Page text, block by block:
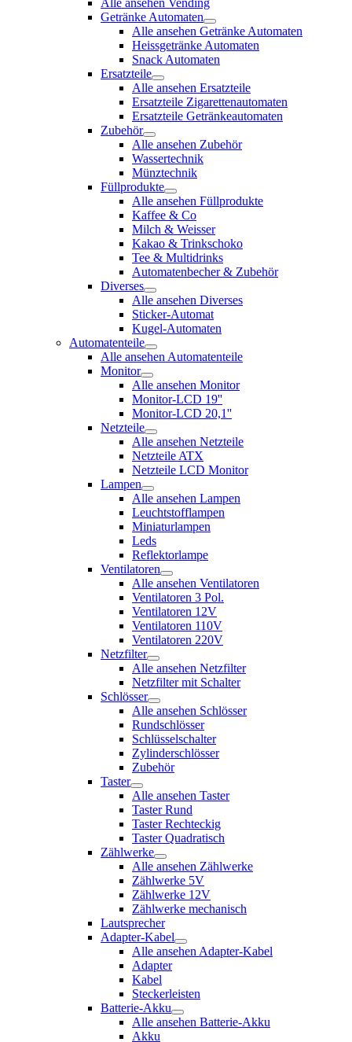
Alle ansehen Vending
Getränke Automaten
Alle ansehen Getränke Automaten
Heissgetränke Automaten
Snack Automaten
Ersatzteile
Alle ansehen Ersatzteile
Ersatzteile Zigarettenautomaten
Ersatzteile Getränkeautomaten
Zubehör
Alle ansehen Zubehör
Wassertechnik
Münztechnik
Füllprodukte
Alle ansehen Füllprodukte
Kaffee & Co
Milch & Weisser
Kakao & Trinkschoko
Tee & Multidrinks
Automatenbecher & Zubehör
Diverses
Alle ansehen Diverses
Sticker-Automat
Kugel-Automaten
Automatenteile
Alle ansehen Automatenteile
Monitor
Alle ansehen Monitor
Monitor-LCD 19''
Monitor-LCD 20,1''
Netzteile
Alle ansehen Netzteile
Netzteile ATX
Netzteile LCD Monitor
Lampen
Alle ansehen Lampen
Leuchtstofflampen
Miniaturlampen
Leds
Reflektorlampe
Ventilatoren
Alle ansehen Ventilatoren
Ventilatoren 3 Pol.
Ventilatoren 12V
Ventilatoren 110V
Ventilatoren 220V
Netzfilter
Alle ansehen Netzfilter
Netzfilter mit Schalter
Schlösser
Alle ansehen Schlösser
Rundschlösser
Schlüsselschalter
Zylinderschlösser
Zubehör
Taster
Alle ansehen Taster
Taster Rund
Taster Rechteckig
Taster Quadratisch
Zählwerke
Alle ansehen Zählwerke
Zählwerke 5V
Zählwerke 12V
Zählwerke mechanisch
Lautsprecher
Adapter-Kabel
Alle ansehen Adapter-Kabel
Adapter
Kabel
Steckerleisten
Batterie-Akku
Alle ansehen Batterie-Akku
Akku